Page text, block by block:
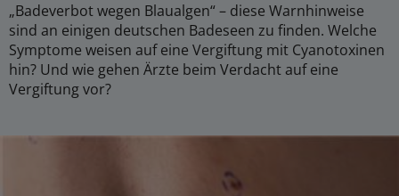
„Badeverbot wegen Blaualgen“ – diese Warnhinweise
sind an einigen deutschen Badeseen zu finden. Welche
Symptome weisen auf eine Vergiftung mit Cyanotoxinen
hin? Und wie gehen Ärzte beim Verdacht auf eine
Vergiftung vor?